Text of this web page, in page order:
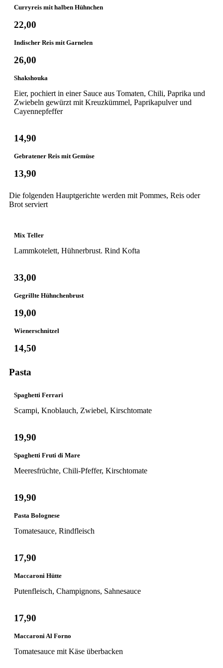
Curryreis mit halben Hühnchen
22,00
Indischer Reis mit Garnelen
26,00
Shakshouka
Eier, pochiert in einer Sauce aus Tomaten, Chili, Paprika und
Zwiebeln gewürzt mit Kreuzkümmel, Paprikapulver und
Cayennepfeffer
14,90
Gebratener Reis mit Gemüse
13,90
Die folgenden Hauptgerichte werden mit Pommes, Reis oder
Brot serviert
Mix Teller
Lammkotelett, Hühnerbrust. Rind Kofta
33,00
Gegrillte Hühnchenbrust
19,00
Wienerschnitzel
14,50
Pasta
Spaghetti Ferrari
Scampi, Knoblauch, Zwiebel, Kirschtomate
19,90
Spaghetti Fruti di Mare
Meeresfrüchte, Chili-Pfeffer, Kirschtomate
19,90
Pasta Bolognese
Tomatesauce, Rindfleisch
17,90
Maccaroni Hütte
Putenfleisch, Champignons, Sahnesauce
17,90
Maccaroni Al Forno
Tomatesauce mit Käse überbacken